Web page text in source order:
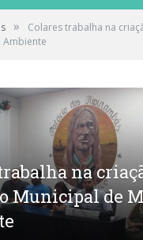
»
Colares trabalha na
Ambiente
na
Municipal de